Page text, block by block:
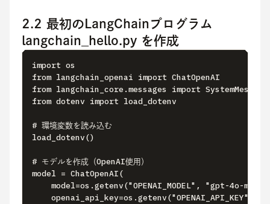
2.2 最初のLangChainプログラム
langchain_hello.py を作成
import os
from langchain_openai import ChatOpenAI
from langchain_core.messages import SystemMessage,
from dotenv import load_dotenv
# 環境変数を読み込む
load_dotenv()
# モデルを作成（OpenAI使用）
model = ChatOpenAI(
model=os.getenv("OPENAI_MODEL", "gpt-4o-
    openai_api_key=os.getenv("OPENAI_API_KEY"),